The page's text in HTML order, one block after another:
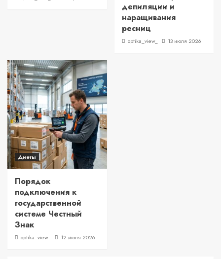
депиляции и
наращивания
ресниц
optika_view_ 13 июля 2026
Диеты
Порядок
подключения к
государственной
системе Честный
Знак
optika_view_ 12 июля 2026